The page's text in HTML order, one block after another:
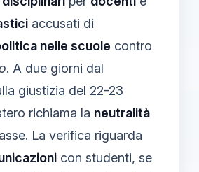
accusati di
nelle scuole contro
. A due giorni dal
giustizia del 22-23
richiama la neutralità
La verifica riguarda
con studenti, se